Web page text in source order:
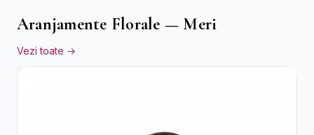
Aranjamente Florale — Meri
Vezi toate →